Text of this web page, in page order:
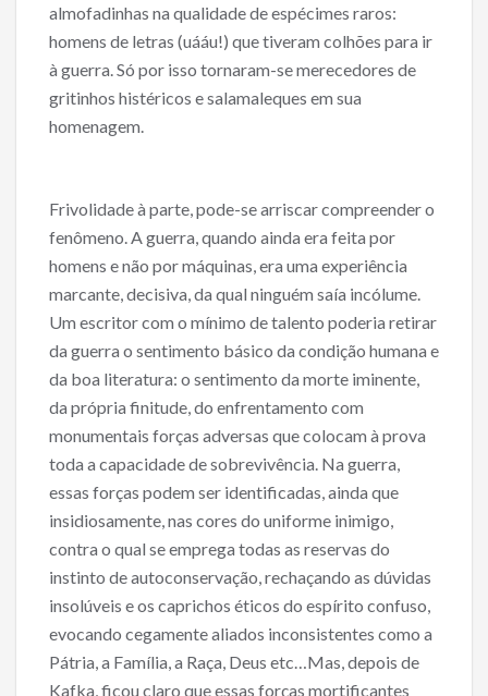
almofadinhas na qualidade de espécimes raros:
homens de letras (uááu!) que tiveram colhões para ir
à guerra. Só por isso tornaram-se merecedores de
gritinhos histéricos e salamaleques em sua
homenagem.
Frivolidade à parte, pode-se arriscar compreender o
fenômeno. A guerra, quando ainda era feita por
homens e não por máquinas, era uma experiência
marcante, decisiva, da qual ninguém saía incólume.
Um escritor com o mínimo de talento poderia retirar
da guerra o sentimento básico da condição humana e
da boa literatura: o sentimento da morte iminente,
da própria finitude, do enfrentamento com
monumentais forças adversas que colocam à prova
toda a capacidade de sobrevivência. Na guerra,
essas forças podem ser identificadas, ainda que
insidiosamente, nas cores do uniforme inimigo,
contra o qual se emprega todas as reservas do
instinto de autoconservação, rechaçando as dúvidas
insolúveis e os caprichos éticos do espírito confuso,
evocando cegamente aliados inconsistentes como a
Pátria, a Família, a Raça, Deus etc…Mas, depois de
Kafka, ficou claro que essas forças mortificantes